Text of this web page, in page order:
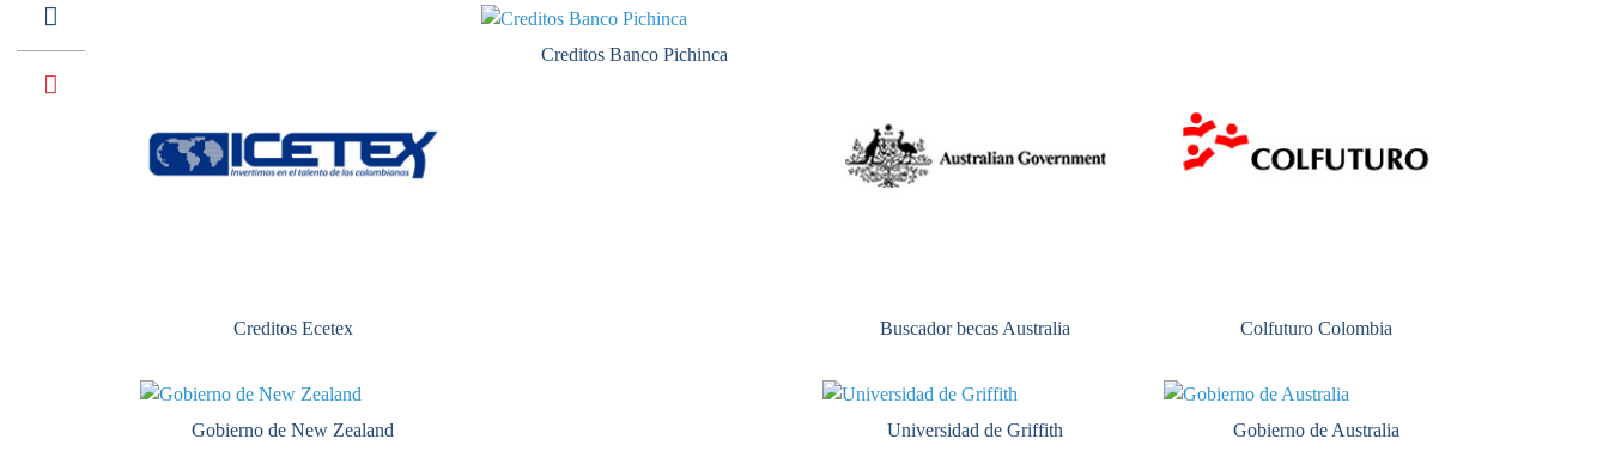
Creditos Ecetex
Creditos Banco Pichinca
Buscador becas Australia Colfuturo Colombia
Gobierno de New Zealand Universidad de Griffith Gobierno de Australia